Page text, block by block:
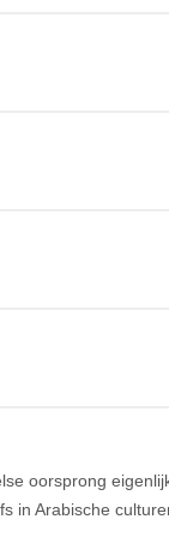
oorsprong
in Arabische